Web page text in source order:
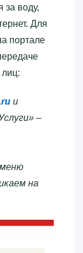
за воду,
Для
портале
и
–
на